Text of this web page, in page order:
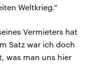
Weltkrieg.“
Vermieters hat
Satz war ich doch
was man uns hier